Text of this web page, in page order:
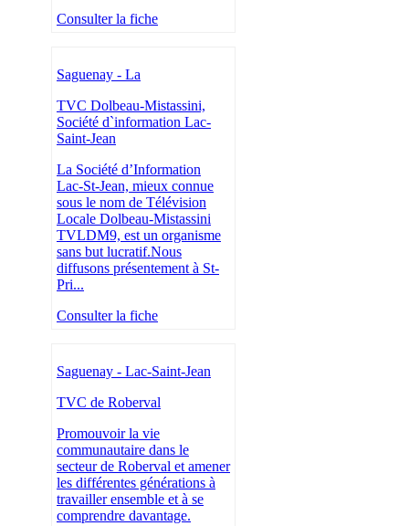
Consulter la fiche
Saguenay - La
TVC Dolbeau-Mistassini,
Société d`information Lac-
Saint-Jean
La Société d’Information
Lac-St-Jean, mieux connue
sous le nom de Télévision
Locale Dolbeau-Mistassini
TVLDM9, est un organisme
sans but lucratif.Nous
diffusons présentement à St-
Pri...
Consulter la fiche
Saguenay - Lac-Saint-Jean
TVC de Roberval
Promouvoir la vie
communautaire dans le
secteur de Roberval et amener
les différentes générations à
travailler ensemble et à se
comprendre davantage.